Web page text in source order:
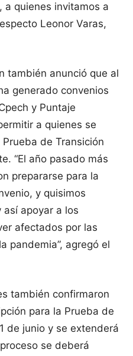
a quienes invitamos a
Leonor Varas,
también anunció que al
generado convenios
y Puntaje
a quienes se
de Transición
“El año pasado más
prepararse para la
y quisimos
apoyar a los
afectados por las
pandemia”, agregó el
también confirmaron
para la Prueba de
de junio y se extenderá
se deberá